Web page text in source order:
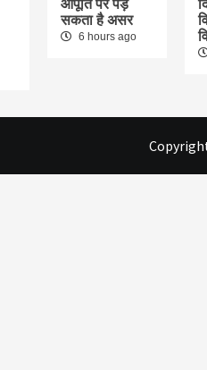
आपूर्ति पर पड़
सकता है असर
6 hours ago